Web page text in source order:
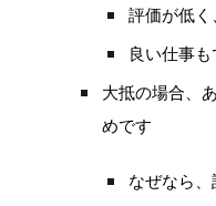
評価が低く、
良い仕事
大抵の場合、
めです
なぜなら